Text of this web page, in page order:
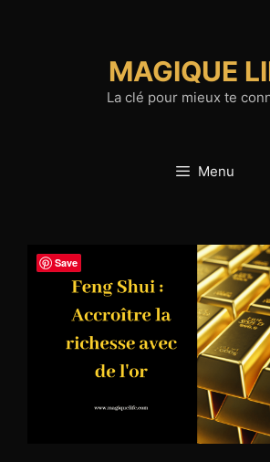
MAGIQUE
La clé pour mieux te
Menu
Save